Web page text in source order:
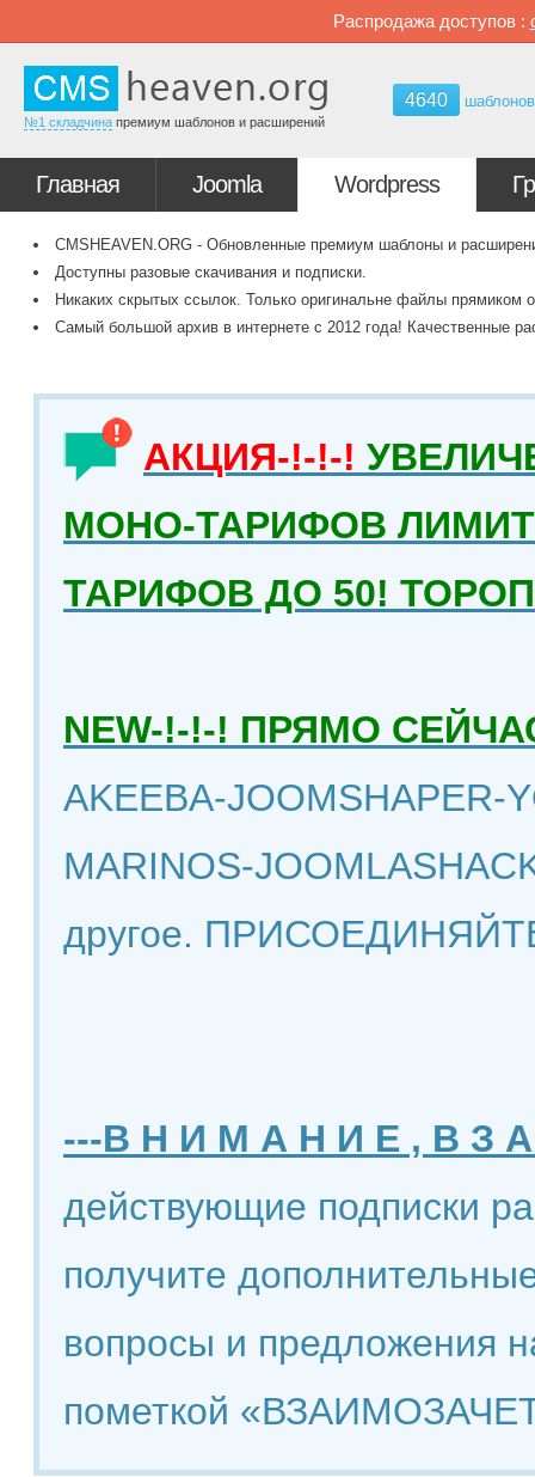
Распродажа доступов :
№1 складчина премиум шаблонов и расширений
4640 шаблонов
Главная Joomla Wordpress
CMSHEAVEN.ORG - Обновленные премиум шаблоны и
Доступны разовые скачивания и подписки.
Никаких скрытых ссылок. Только оригинальне файлы прямиком
Самый большой архив в интернете с 2012 года! Качественные
АКЦИЯ-!-!-!
МОНО-ТАРИФОВ
ТАРИФОВ ДО 50!
NEW-!-!-! ПРЯМО
AKEEBA-JOOMSHAPER-
MARINOS-
другое.
---В Н И М А Н И Е , В З
действующие подписки
получите
вопросы и предложения
пометкой